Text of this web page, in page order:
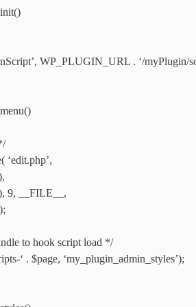
WP_PLUGIN_URL . ‘/myPlugin/
‘edit.php’,
9, __FILE__,
to hook script load */
‘ . $page, ‘my_plugin_admin_styles’);